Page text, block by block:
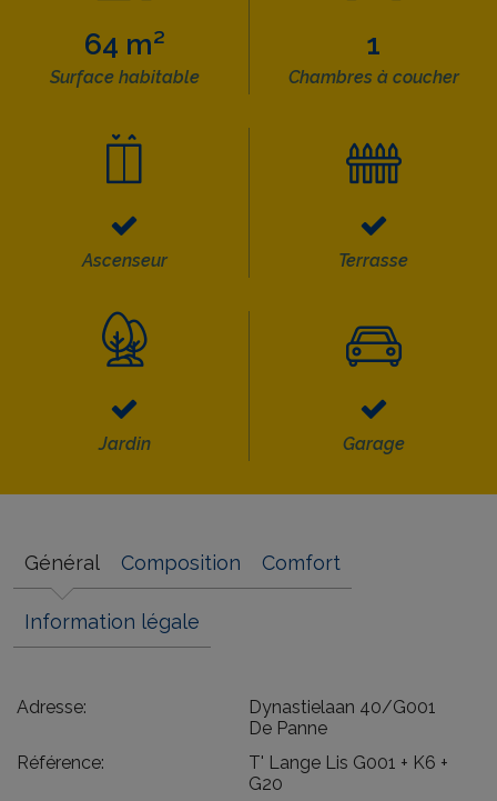
64 m²
Surface habitable
1
Chambres à coucher
Ascenseur Terrasse
Jardin Garage
Général Composition Comfort
Information légale
Adresse:
Dynastielaan 40/G001
De Panne
Référence:
T' Lange Lis G001 + K6 +
G20